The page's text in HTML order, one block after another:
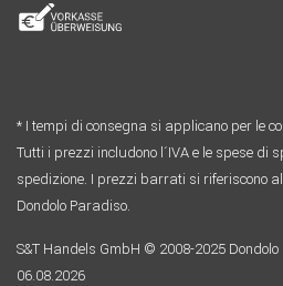
* I tempi di consegna si applicano per le
Tutti i prezzi includono l´IVA e le spese di
spedizione. I prezzi barrati si riferiscono
Dondolo Paradiso.
S&T Handels GmbH © 2008-2025
06.08.2026